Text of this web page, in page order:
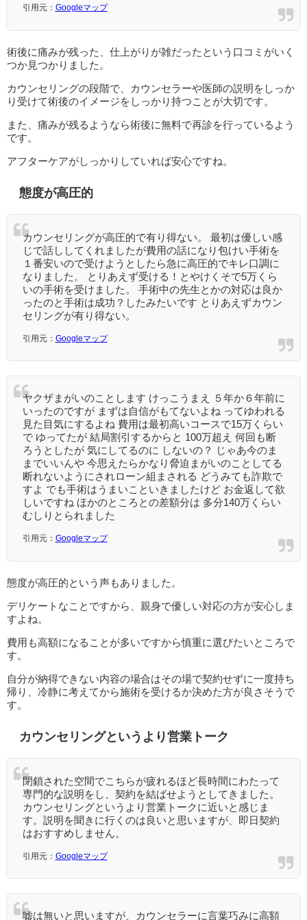
引用元： Googleマップ
術後に痛みが残った、仕上がりが雑だったという口コミがいく
つか見つかりました。
カウンセリングの段階で、カウンセラーや医師の説明をしっか
り受けて術後のイメージをしっかり持つことが大切です。
また、痛みが残るようなら術後に無料で再診を行っているよう
です。
アフターケアがしっかりしていれば安心ですね。
態度が高圧的
カウンセリングが高圧的で有り得ない。 最初は優しい感
じで話ししてくれましたが費用の話になり包けい手術を
１番安いので受けようとしたら急に高圧的でキレ口調に
なりました。 とりあえず受ける！とやけくそで5万くら
いの手術を受けました。 手術中の先生とかの対応は良か
ったのと手術は成功？したみたいです とりあえずカウン
セリングが有り得ない。
引用元： Googleマップ
ヤクザまがいのことします けっこうまえ ５年か６年前に
いったのですが まずは自信がもてないよね ってゆわれる
見た目気にするよね 費用は最初高いコースで15万くらい
で ゆってたが 結局割引するからと 100万超え 何回も断
ろうとしたが 気にしてるのに しないの？ じゃあ今のま
までいいんや 今思えたらかなり脅迫まがいのことしてる
断れないようにされローン組まされる どうみても詐欺で
すよ でも手術はうまいこといきましたけど お金返して欲
しいですね ほかのところとの差額分は 多分140万くらい
むしりとられました
引用元： Googleマップ
態度が高圧的という声もありました。
デリケートなことですから、親身で優しい対応の方が安心しま
すよね。
費用も高額になることが多いですから慎重に選びたいところで
す。
自分が納得できない内容の場合はその場で契約せずに一度持ち
帰り、冷静に考えてから施術を受けるか決めた方が良さそうで
す。
カウンセリングというより営業トーク
閉鎖された空間でこちらが疲れるほど長時間にわたって
専門的な説明をし、契約を結ばせようとしてきました。
カウンセリングというより営業トークに近いと感じま
す。説明を聞きに行くのは良いと思いますが、即日契約
はおすすめしません。
引用元： Googleマップ
嘘は無いと思いますが、カウンセラーに言葉巧みに高額